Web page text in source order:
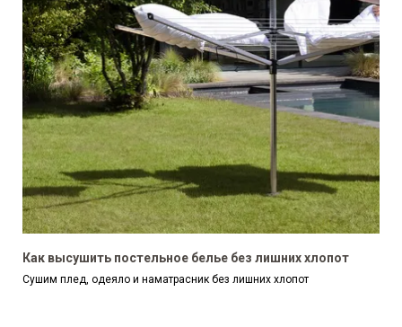
Как высушить постельное белье без лишних хлопот
Сушим плед, одеяло и наматрасник без лишних хлопот